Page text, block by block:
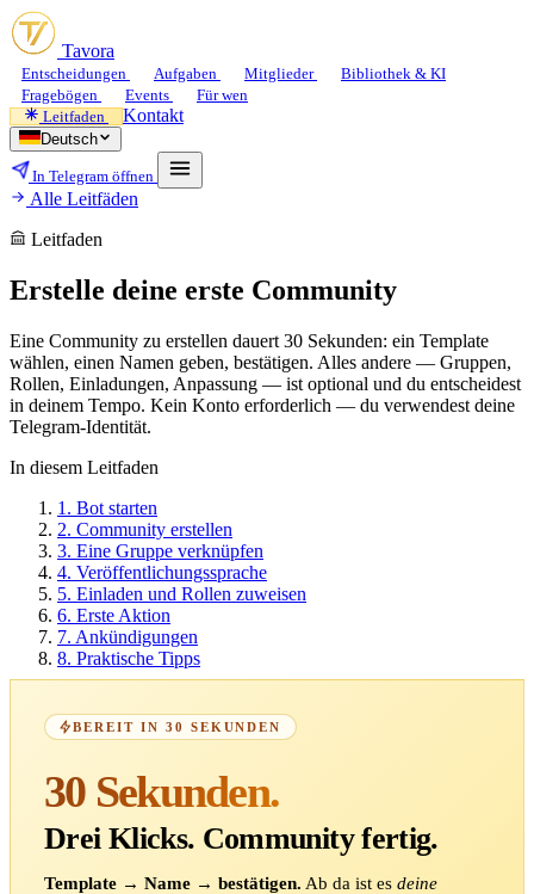
Tavora
Entscheidungen Aufgaben Mitglieder
Bibliothek & KI
Fragebögen
Events
Für wen
Leitfaden
Kontakt
Deutsch
In Telegram öffnen
Alle Leitfäden
Leitfaden
Erstelle deine erste Community
Eine Community zu erstellen dauert 30 Sekunden: ein Template
wählen, einen Namen geben, bestätigen. Alles andere — Gruppen,
Rollen, Einladungen, Anpassung — ist optional und du entscheidest
in deinem Tempo. Kein Konto erforderlich — du verwendest deine
Telegram-Identität.
In diesem Leitfaden
1. Bot starten
2. Community erstellen
3. Eine Gruppe verknüpfen
4. Veröffentlichungssprache
5. Einladen und Rollen zuweisen
6. Erste Aktion
7. Ankündigungen
8. Praktische Tipps
BEREIT IN 30 SEKUNDEN
30 Sekunden.
Drei Klicks. Community fertig.
Template → Name → bestätigen. Ab da ist es deine